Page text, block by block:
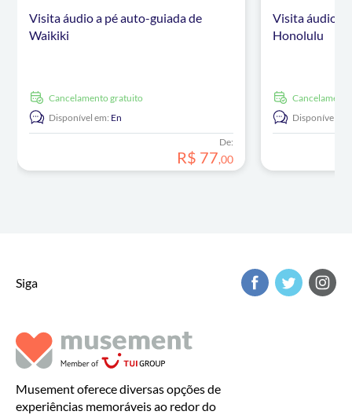
Visita áudio a pé auto-guiada de
Waikiki
Cancelamento gratuito
Disponível em: En
De:
R$ 77,00
Visita áudio a
Honolulu
Disponível
Siga
Musement oferece diversas opções de
experiências memoráveis ao redor do